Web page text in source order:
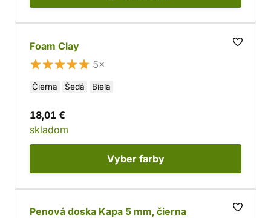
Foam Clay
5×
Čierna Šedá Biela
18,01 €
skladom
Vyber farby
Penová doska Kapa 5 mm, čierna